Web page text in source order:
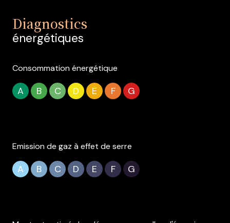
Diagnostics
énergétiques
Consommation énergétique
A B C D E F G
Emission de gaz à effet de serre
A B C D E F G